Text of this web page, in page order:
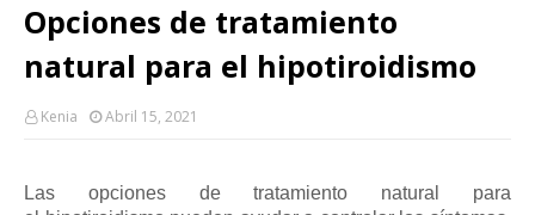
Opciones de tratamiento
natural para el hipotiroidismo
Kenia Abril 15, 2021
Las opciones de tratamiento natural para